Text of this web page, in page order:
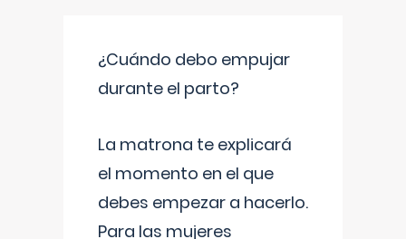
¿Cuándo debo empujar
durante el parto?
La matrona te explicará
el momento en el que
debes empezar a hacerlo.
Para las mujeres